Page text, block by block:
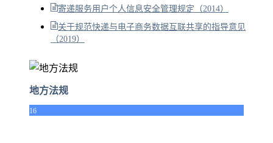
寄递服务用户个人信息安全管理规定（2014）
关于规范快递与电子商务数据互联共享的指导意见
（2019）
地方法规
16